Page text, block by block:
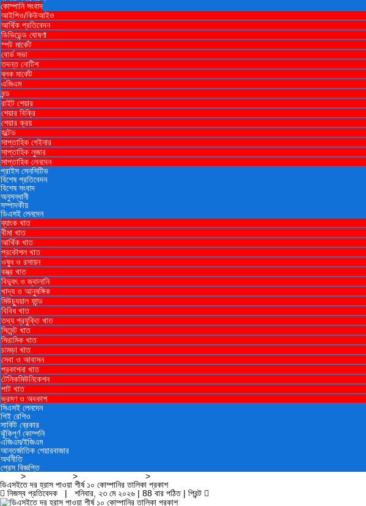
কোম্পানি সংবাদ
আইপিও/কিউআইও
আর্থিক প্রতিবেদন
ডিভিডেন্ড ঘোষণা
স্পট মার্কেট
বোর্ড সভা
তদন্ত নোটিশ
ব্লক মার্কেট
এজিএম
বন্ড
রাইট শেয়ার
শেয়ার বিক্রি
শেয়ার ক্রয়
হল্টেড
সাপ্তাহিক গেইনার
সাপ্তাহিক লুজার
সাপ্তাহিক লেনদেন
প্রাইস সেনসিটিভ
বিশেষ প্রতিবেদন
বিশেষ সংবাদ
অনুসন্ধানী
সম্পাদকীয়
ডিএসই লেনদেন
ব্যাংক খাত
বীমা খাত
আর্থিক খাত
প্রকৌশল খাত
ওষুধ ও রসায়ন
বস্ত্র খাত
বিদ্যুৎ ও জ্বালানি
খাদ্য ও আনুষঙ্গিক
মিউচ্যুয়াল ফান্ড
বিবিধ খাত
তথ্য প্রযুক্তি খাত
সিমেন্ট খাত
সিরামিক খাত
চামড়া খাত
সেবা ও আবাসন
প্রকাশনা খাত
টেলিকমিউনিকেশন
পাট খাত
ভ্রমণ ও ‍অবকাশ
সিএসই লেনদেন
পিই রেশিও
সার্কিট ব্রেকার
ঝুঁকিপূর্ণ কোম্পনি
এজিএম/ইজিএম
আন্তর্জাতিক শেয়ারবাজার
অর্থনীতি
প্রেস বিজ্ঞপ্তি
> >
>
ডিএসইতে দর হ্রাস পাওয়া শীর্ষ ১০ কোম্পানির তালিকা প্রকাশ
নিজস্ব প্রতিবেদক | শনিবার, ২৩ মে ২০২৬ | 88 বার পঠিত | প্রিন্ট